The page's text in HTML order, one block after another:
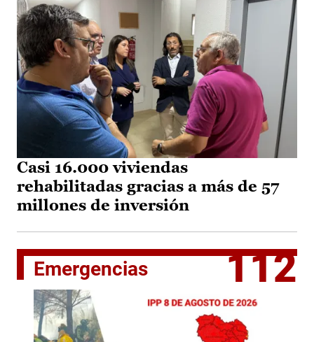
Casi 16.000 viviendas
rehabilitadas gracias a más de 57
millones de inversión
Emergencias 112